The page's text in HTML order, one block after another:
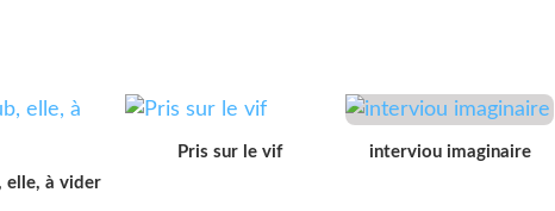
elle, à vider
Pris sur le vif interviou imaginaire